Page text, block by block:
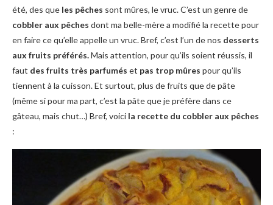
été, des que les pêches sont mûres, le vruc. C’est un genre de
cobbler aux pêches dont ma belle-mère a modifié la recette pour
en faire ce qu’elle appelle un vruc. Bref, c’est l’un de nos desserts
aux fruits préférés.Mais attention, pour qu’ils soient réussis, il
faut des fruits très parfumés et pas trop mûres pour qu’ils
tiennent à la cuisson. Et surtout, plus de fruits que de pâte
(même si pour ma part, c’est la pâte que je préfère dans ce
gâteau, mais chut…) Bref, voici la recette du cobbler aux pêches
: